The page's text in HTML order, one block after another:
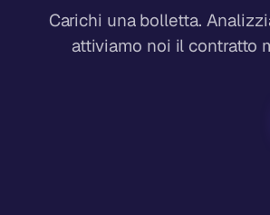
Carichi una bolletta.
attiviamo noi il contratto